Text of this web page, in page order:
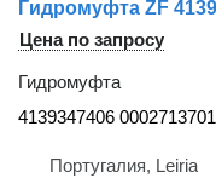
Цена по запросу
Гидромуфта
4139347406 0002713701
Португалия, Leiria